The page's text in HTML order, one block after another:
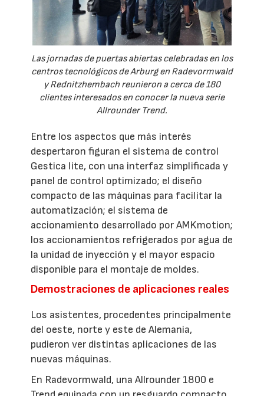
Las jornadas de puertas abiertas celebradas en los
centros tecnológicos de Arburg en Radevormwald
y Rednitzhembach reunieron a cerca de 180
clientes interesados en conocer la nueva serie
Allrounder Trend.
Entre los aspectos que más interés
despertaron figuran el sistema de control
Gestica lite, con una interfaz simplificada y
panel de control optimizado; el diseño
compacto de las máquinas para facilitar la
automatización; el sistema de
accionamiento desarrollado por AMKmotion;
los accionamientos refrigerados por agua de
la unidad de inyección y el mayor espacio
disponible para el montaje de moldes.
Demostraciones de aplicaciones reales
Los asistentes, procedentes principalmente
del oeste, norte y este de Alemania,
pudieron ver distintas aplicaciones de las
nuevas máquinas.
En Radevormwald, una Allrounder 1800 e